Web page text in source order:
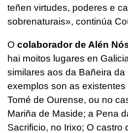
teñen virtudes, poderes e
sobrenaturais», continúa
O colaborador de Alén
hai moitos lugares en
similares aos da Bañeira
exemplos son as
Tomé de Ourense, ou no
Mariña de Maside; a Pena
Sacrificio, no Irixo; O castro